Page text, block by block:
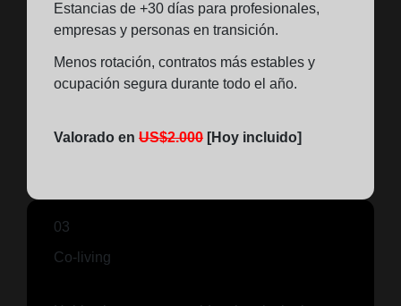
Estancias de +30 días para profesionales,
empresas y personas en transición.
Menos rotación, contratos más estables y
ocupación segura durante todo el año.
Valorado en US$2.000 [Hoy incluido]
03
Co-living